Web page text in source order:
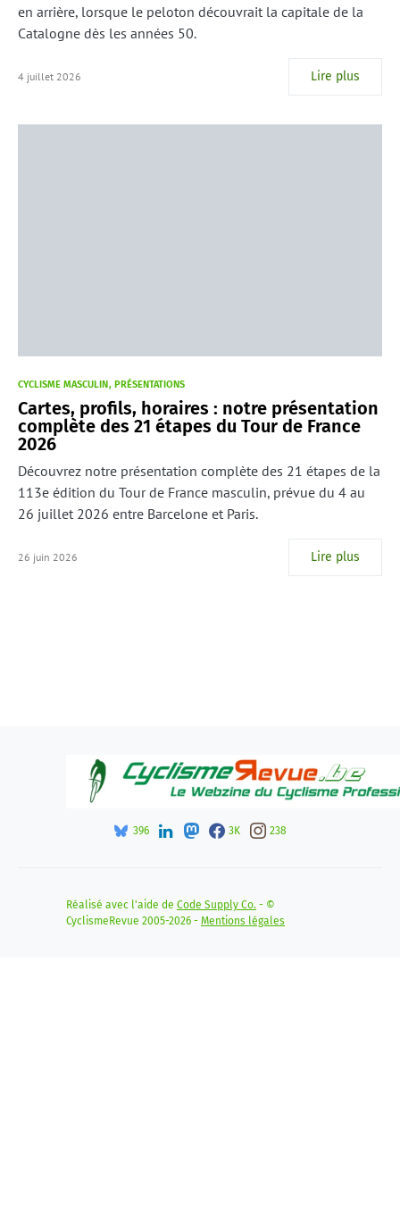
en arrière, lorsque le peloton découvrait la capitale de la
Catalogne dès les années 50.
4 juillet 2026 Lire plus
CYCLISME MASCULIN PRÉSENTATIONS
Cartes, profils, horaires : notre présentation
complète des 21 étapes du Tour de France
2026
Découvrez notre présentation complète des 21 étapes de la
113e édition du Tour de France masculin, prévue du 4 au
26 juillet 2026 entre Barcelone et Paris.
26 juin 2026 Lire plus
396 3K 238
Réalisé avec l'aide de Code Supply Co. - ©
CyclismeRevue 2005-2026 - Mentions légales